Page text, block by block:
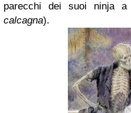
parecchi dei suoi ninja a
calcagna).